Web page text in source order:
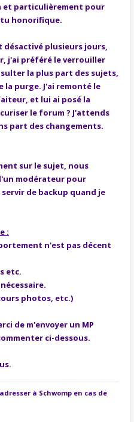
particulièrement pour
honorifique.
plusieurs jours,
j'ai préféré le verrouiller
la plus part des sujets,
la purge. J'ai remonté le
et lui ai posé la
le forum ? J'attends
part des changements.
sur le sujet, nous
modérateur pour
de backup quand je
:
n'est pas décent
etc.
photos, etc.)
de m'envoyer un MP
ci-dessous.
à Schwomp en cas de